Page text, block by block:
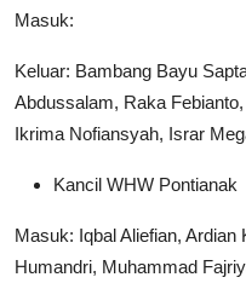
Masuk:
Keluar: Bambang Bayu
Abdussalam, Raka
Ikrima Nofiansyah, Israr
Kancil WHW Pontianak
Masuk: Iqbal Aliefian,
Humandri, Muhammad